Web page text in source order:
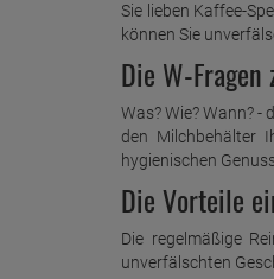
Sie lieben Kaffee-
können Sie
Die W-
Was? Wie? Wann?
den Milchbehälter
hygienischen
Die Vorteile
Die regelmäßige
unverfälschten